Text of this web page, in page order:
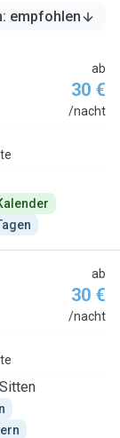
: empfohlen
ab
30 €
/nacht
ab
30 €
/nacht